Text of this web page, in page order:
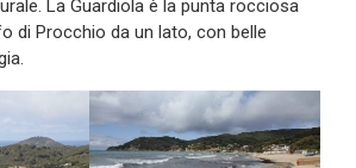
La Guardiola è la punta rocciosa
di Procchio da un lato, con belle